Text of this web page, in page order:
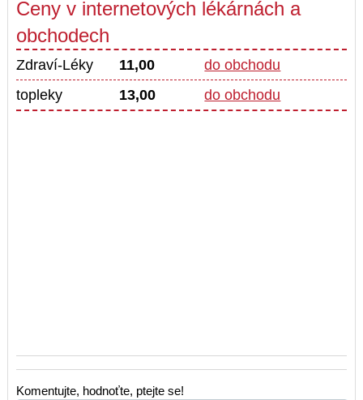
Ceny v internetových lékárnách a
obchodech
Zdraví-Léky 11,00
do obchodu
topleky
13,00 do obchodu
Komentujte, hodnoťte, ptejte se!